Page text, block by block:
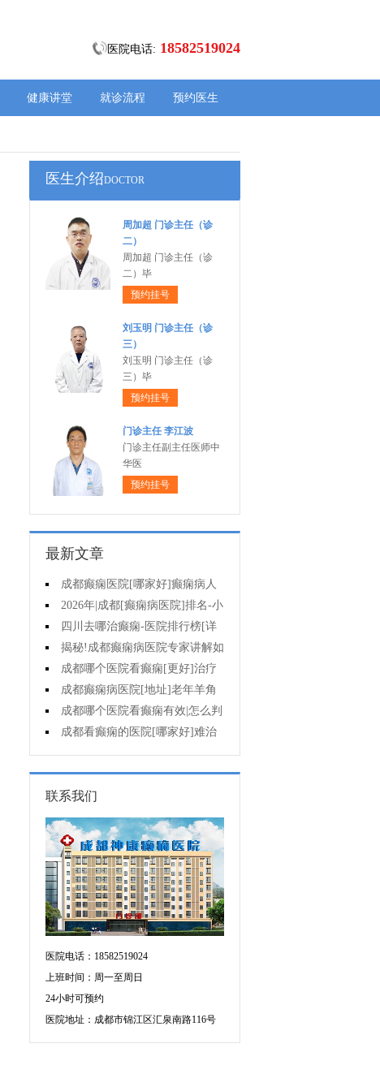
医院电话: 18582519024
健康讲堂 就诊流程 预约医生
医生介绍DOCTOR
周加超 门诊主任（诊
二）
周加超 门诊主任（诊
二）毕
预约挂号
刘玉明 门诊主任（诊
三）
刘玉明 门诊主任（诊
三）毕
预约挂号
门诊主任 李江波
门诊主任副主任医师中
华医
预约挂号
最新文章
成都癫痫医院[哪家好]癫痫病人
能活多久?
2026年|成都[癫痫病医院]排名-小
儿癫痫症状是什么?
四川去哪治癫痫-医院排行榜[详
细排名]儿童癫痫治疗要注意什么?
揭秘!成都癫痫病医院专家讲解如
何避免癫痫病的遗传给孩子?
成都哪个医院看癫痫[更好]治疗
癫痫的药物不良反应是什么?
成都癫痫病医院[地址]老年羊角
风心理怎么调整?
成都哪个医院看癫痫有效|怎么判
断癫痫有没有发作?
成都看癫痫的医院[哪家好]难治
性癫痫怎么治疗呢?
联系我们
医院电话：18582519024
上班时间：周一至周日
24小时可预约
医院地址：成都市锦江区汇泉南路116号